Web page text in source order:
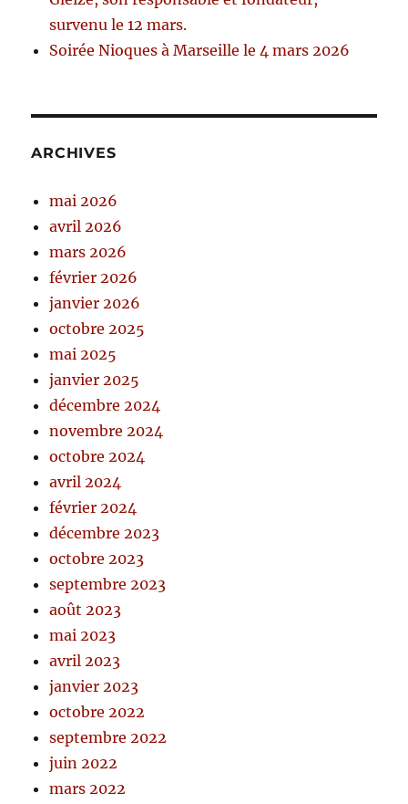
survenu le 12 mars.
Soirée Nioques à Marseille le 4 mars 2026
ARCHIVES
mai 2026
avril 2026
mars 2026
février 2026
janvier 2026
octobre 2025
mai 2025
janvier 2025
décembre 2024
novembre 2024
octobre 2024
avril 2024
février 2024
décembre 2023
octobre 2023
septembre 2023
août 2023
mai 2023
avril 2023
janvier 2023
octobre 2022
septembre 2022
juin 2022
mars 2022